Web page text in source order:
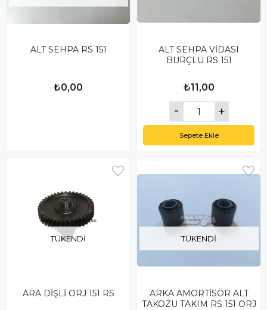
ALT SEHPA RS 151
₺0,00
ALT SEHPA VİDASI
BURÇLU RS 151
₺11,00
Sepete Ekle
TÜKENDI
ARA DİŞLİ ORJ 151 RS
TÜKENDI
ARKA AMORTİSÖR ALT
TAKOZU TAKIM RS 151 ORJ